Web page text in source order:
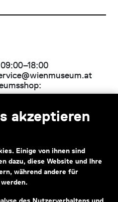
akzeptieren
Einige von ihnen sind
dazu, diese Website und Ihre
während andere für
Hauptsponsor